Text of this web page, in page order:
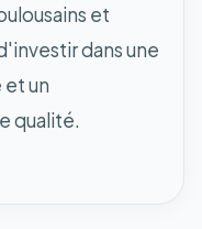
et
dans une
un
qualité.